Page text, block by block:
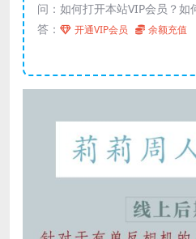
问：如何打开本站VIP会员？如
答：
开通VIP会员 余额充值